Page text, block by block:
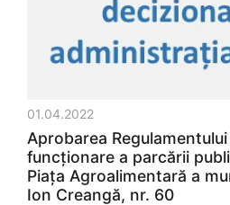
01.04.2022
Aprobarea
funcționare a parcării
Piața Agroalimentară a
Ion Creangă, nr. 60